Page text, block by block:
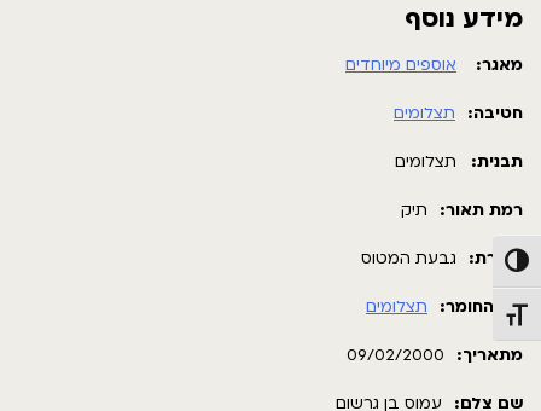
הפעל/כבה ניגודיות גבוהה
מתג גודל גופן
מידע נוסף
מאגר: אוספים מיוחדים
חטיבה: תצלומים
תבנית: תצלומים
רמת תאור: תיק
כותרת: גבעת המטוס
סוג החומר: תצלומים
מתאריך: 09/02/2000
שם צלם: עמוס בן גרשום